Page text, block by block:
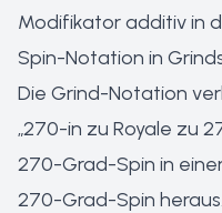
Modifikator additiv in
Spin-Notation in
Die Grind-Notation
„270-in zu Royale zu
270-Grad-Spin in
270-Grad-Spin